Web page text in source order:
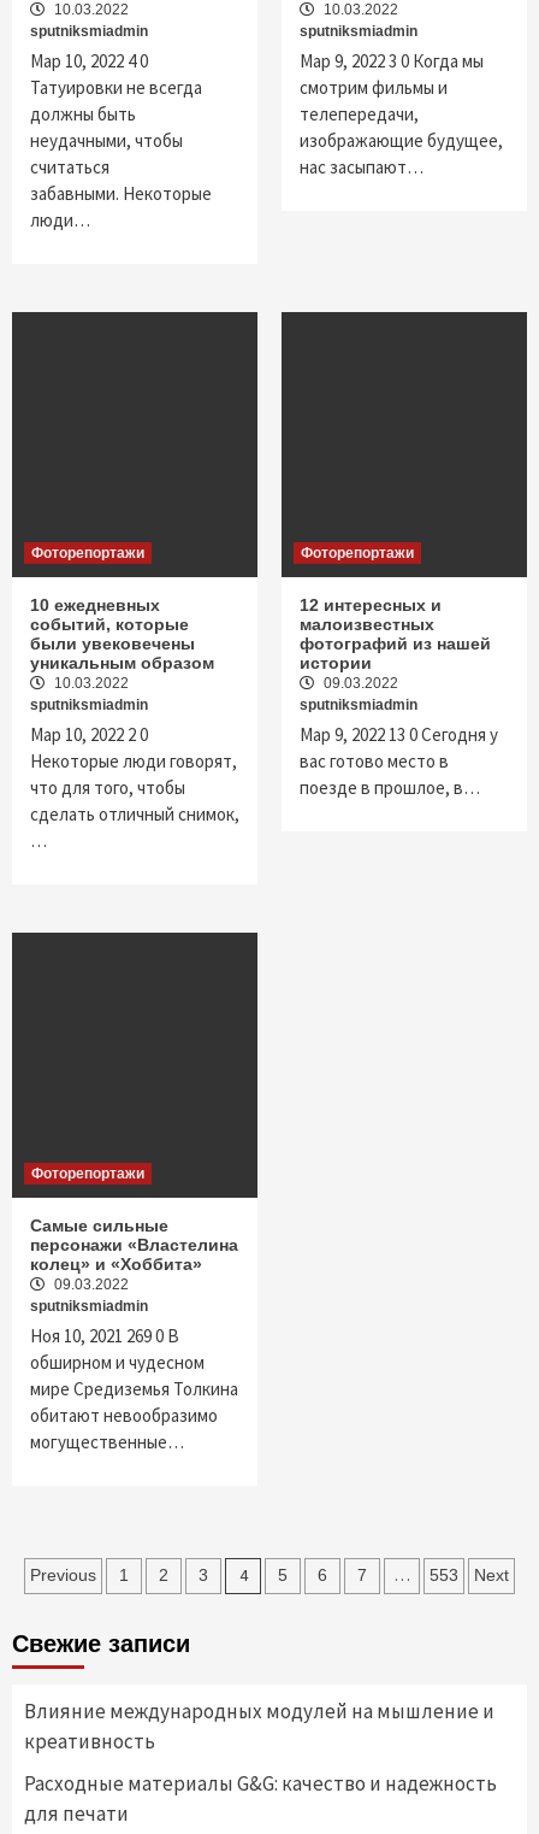
10.03.2022
sputniksmiadmin
Мар 10, 2022 4 0
Татуировки не всегда
должны быть
неудачными, чтобы
считаться
забавными. Некоторые
люди…
10.03.2022
sputniksmiadmin
Мар 9, 2022 3 0 Когда мы
смотрим фильмы и
телепередачи,
изображающие будущее,
нас засыпают…
Фоторепортажи
10 ежедневных
событий, которые
были увековечены
уникальным образом
10.03.2022
sputniksmiadmin
Мар 10, 2022 2 0
Некоторые люди говорят,
что для того, чтобы
сделать отличный снимок,
…
Фоторепортажи
12 интересных и
малоизвестных
фотографий из нашей
истории
09.03.2022
sputniksmiadmin
Мар 9, 2022 13 0 Сегодня у
вас готово место в
поезде в прошлое, в…
Фоторепортажи
Самые сильные
персонажи «Властелина
колец» и «Хоббита»
09.03.2022
sputniksmiadmin
Ноя 10, 2021 269 0 В
обширном и чудесном
мире Средиземья Толкина
обитают невообразимо
могущественные…
Пагинация
Previous 1 2 3 4 5 6 7 … 553 Next
Свежие записи
Влияние международных модулей на мышление и
креативность
Расходные материалы G&G: качество и надежность
для печати